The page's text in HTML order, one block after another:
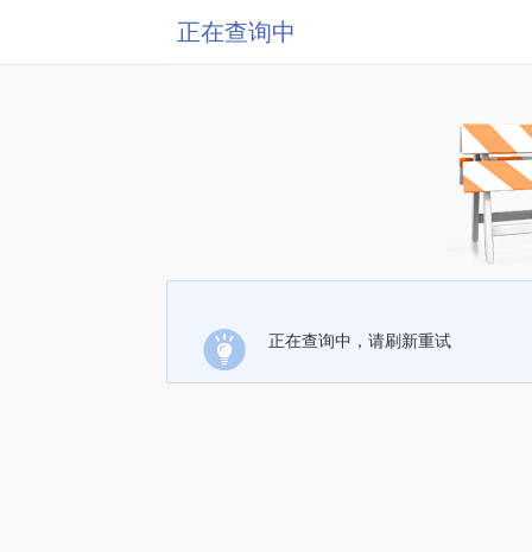
正在查询中
正在查询中，请刷新重试